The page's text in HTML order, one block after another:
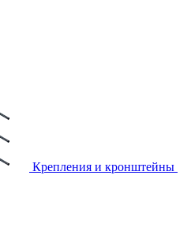
Крепления и кронштейны